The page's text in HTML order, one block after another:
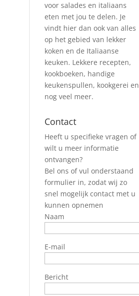
voor salades en italiaans
eten met jou te delen. Je
vindt hier dan ook van alles
op het gebied van lekker
koken en de Italiaanse
keuken. Lekkere recepten,
kookboeken, handige
keukenspullen, kookgerei en
nog veel meer.
Contact
Heeft u specifieke vragen of
wilt u meer informatie
ontvangen?
Bel ons of vul onderstaand
formulier in, zodat wij zo
snel mogelijk contact met u
kunnen opnemen
Naam
E-mail
Bericht